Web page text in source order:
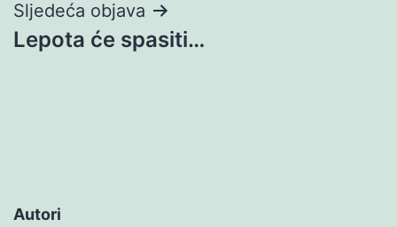
Sljedeća objava
Lepota će spasiti…
Autori